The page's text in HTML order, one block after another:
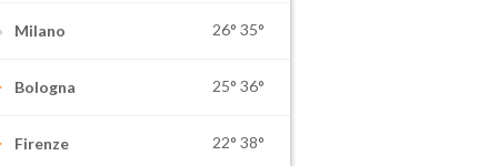
Milano 26° 35°
Bologna 25° 36°
Firenze 22° 38°